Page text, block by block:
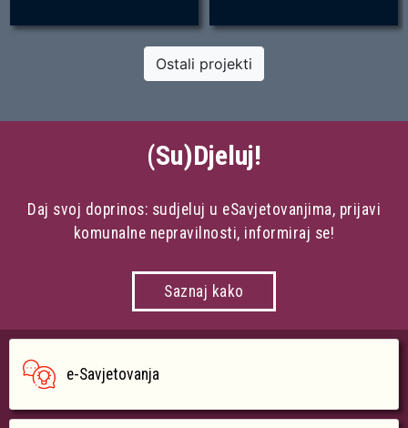
Ostali projekti
(Su)Djeluj!
Daj svoj doprinos: sudjeluj u eSavjetovanjima, prijavi
komunalne nepravilnosti, informiraj se!
Saznaj kako
e-Savjetovanja